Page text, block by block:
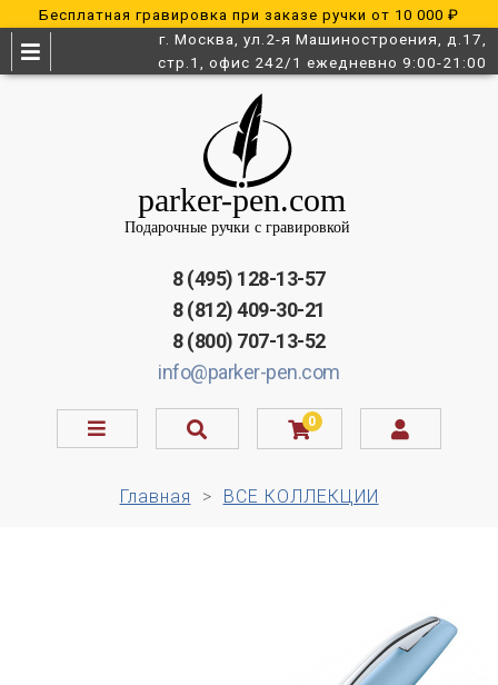
Бесплатная гравировка при заказе ручки от 10 000 ₽
г. Москва, ул.2-я Машиностроения, д.17,
стр.1, офис 242/1 ежедневно 9:00-21:00
8 (495) 128-13-57
8 (812) 409-30-21
8 (800) 707-13-52
info@parker-pen.com
0
Главная ВСЕ КОЛЛЕКЦИИ